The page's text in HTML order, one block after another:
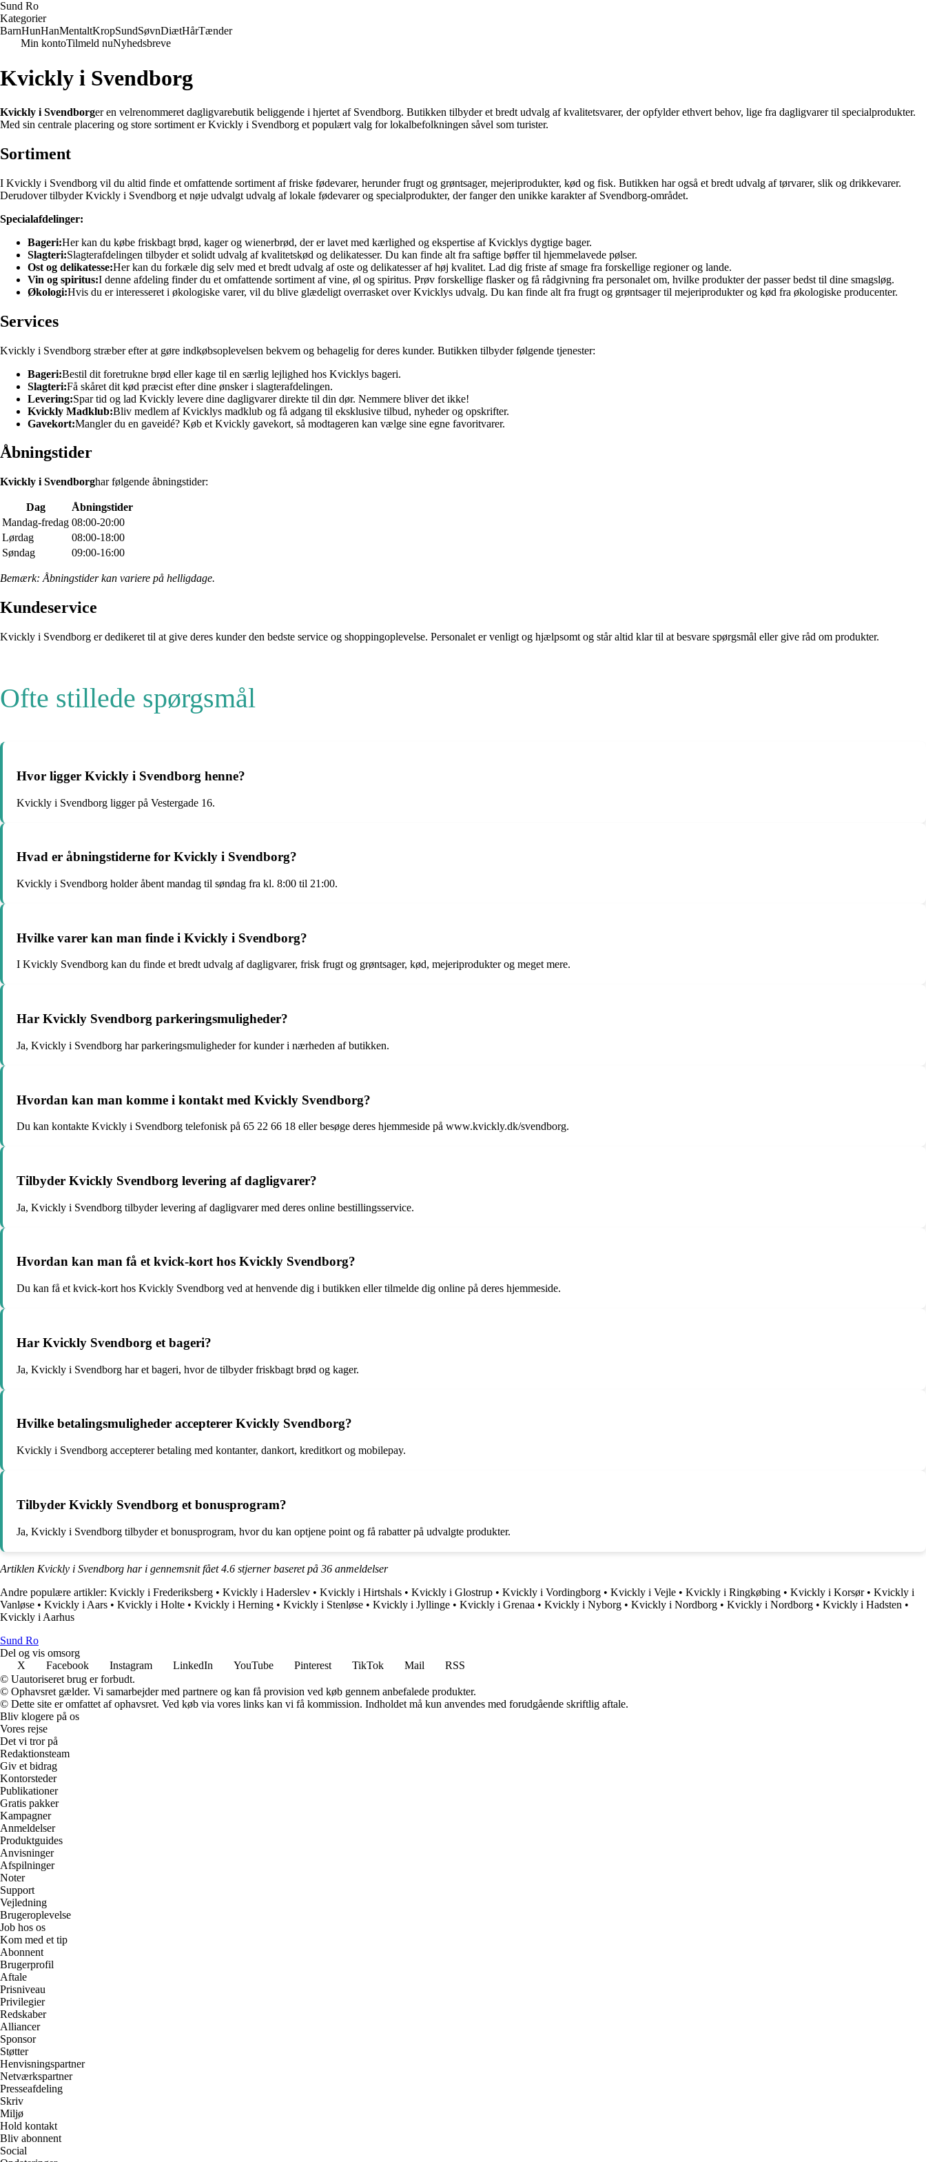
Sund Ro
Kategorier
BarnHunHanMentaltKropSundSøvnDiætHårTænder
Min kontoTilmeld nuNyhedsbreve
Kvickly i Svendborg
Kvickly i Svendborger en velrenommeret dagligvarebutik beliggende i hjertet af Svendborg. Butikken tilbyder et bredt udvalg af kvalitetsvarer, der opfylder ethvert behov, lige fra dagligvarer til specialprodukter.
Med sin centrale placering og store sortiment er Kvickly i Svendborg et populært valg for lokalbefolkningen såvel som turister.
Sortiment
I Kvickly i Svendborg vil du altid finde et omfattende sortiment af friske fødevarer, herunder frugt og grøntsager, mejeriprodukter, kød og fisk. Butikken har også et bredt udvalg af tørvarer, slik og drikkevarer.
Derudover tilbyder Kvickly i Svendborg et nøje udvalgt udvalg af lokale fødevarer og specialprodukter, der fanger den unikke karakter af Svendborg-området.
Specialafdelinger:
Bageri:Her kan du købe friskbagt brød, kager og wienerbrød, der er lavet med kærlighed og ekspertise af Kvicklys dygtige bager.
Slagteri:Slagterafdelingen tilbyder et solidt udvalg af kvalitetskød og delikatesser. Du kan finde alt fra saftige bøffer til hjemmelavede pølser.
Ost og delikatesse:Her kan du forkæle dig selv med et bredt udvalg af oste og delikatesser af høj kvalitet. Lad dig friste af smage fra forskellige regioner og lande.
Vin og spiritus:I denne afdeling finder du et omfattende sortiment af vine, øl og spiritus. Prøv forskellige flasker og få rådgivning fra personalet om, hvilke produkter der passer bedst til dine smagsløg.
Økologi:Hvis du er interesseret i økologiske varer, vil du blive glædeligt overrasket over Kvicklys udvalg. Du kan finde alt fra frugt og grøntsager til mejeriprodukter og kød fra økologiske producenter.
Services
Kvickly i Svendborg stræber efter at gøre indkøbsoplevelsen bekvem og behagelig for deres kunder. Butikken tilbyder følgende tjenester:
Bageri:Bestil dit foretrukne brød eller kage til en særlig lejlighed hos Kvicklys bageri.
Slagteri:Få skåret dit kød præcist efter dine ønsker i slagterafdelingen.
Levering:Spar tid og lad Kvickly levere dine dagligvarer direkte til din dør. Nemmere bliver det ikke!
Kvickly Madklub:Bliv medlem af Kvicklys madklub og få adgang til eksklusive tilbud, nyheder og opskrifter.
Gavekort:Mangler du en gaveidé? Køb et Kvickly gavekort, så modtageren kan vælge sine egne favoritvarer.
Åbningstider
Kvickly i Svendborghar følgende åbningstider:
Dag
Åbningstider
Mandag-fredag 08:00-20:00
Lørdag
08:00-18:00
Søndag
09:00-16:00
Bemærk: Åbningstider kan variere på helligdage.
Kundeservice
Kvickly i Svendborg er dedikeret til at give deres kunder den bedste service og shoppingoplevelse. Personalet er venligt og hjælpsomt og står altid klar til at besvare spørgsmål eller give råd om produkter.
Ofte stillede spørgsmål
Hvor ligger Kvickly i Svendborg henne?
Kvickly i Svendborg ligger på Vestergade 16.
Hvad er åbningstiderne for Kvickly i Svendborg?
Kvickly i Svendborg holder åbent mandag til søndag fra kl. 8:00 til 21:00.
Hvilke varer kan man finde i Kvickly i Svendborg?
I Kvickly Svendborg kan du finde et bredt udvalg af dagligvarer, frisk frugt og grøntsager, kød, mejeriprodukter og meget mere.
Har Kvickly Svendborg parkeringsmuligheder?
Ja, Kvickly i Svendborg har parkeringsmuligheder for kunder i nærheden af butikken.
Hvordan kan man komme i kontakt med Kvickly Svendborg?
Du kan kontakte Kvickly i Svendborg telefonisk på 65 22 66 18 eller besøge deres hjemmeside på www.kvickly.dk/svendborg.
Tilbyder Kvickly Svendborg levering af dagligvarer?
Ja, Kvickly i Svendborg tilbyder levering af dagligvarer med deres online bestillingsservice.
Hvordan kan man få et kvick-kort hos Kvickly Svendborg?
Du kan få et kvick-kort hos Kvickly Svendborg ved at henvende dig i butikken eller tilmelde dig online på deres hjemmeside.
Har Kvickly Svendborg et bageri?
Ja, Kvickly i Svendborg har et bageri, hvor de tilbyder friskbagt brød og kager.
Hvilke betalingsmuligheder accepterer Kvickly Svendborg?
Kvickly i Svendborg accepterer betaling med kontanter, dankort, kreditkort og mobilepay.
Tilbyder Kvickly Svendborg et bonusprogram?
Ja, Kvickly i Svendborg tilbyder et bonusprogram, hvor du kan optjene point og få rabatter på udvalgte produkter.
Artiklen Kvickly i Svendborg har i gennemsnit fået4.6 stjerner baseret på 36 anmeldelser
Andre populære artikler: Kvickly i Frederiksberg • Kvickly i Haderslev • Kvickly i Hirtshals • Kvickly i Glostrup • Kvickly i Vordingborg • Kvickly i Vejle • Kvickly i Ringkøbing • Kvickly i Korsør• Kvickly i
Vanløse • Kvickly i Aars • Kvickly i Holte • Kvickly i Herning • Kvickly i Stenløse • Kvickly i Jyllinge • Kvickly i Grenaa • Kvickly i Nyborg • Kvickly i Nordborg • Kvickly i Nordborg • Kvickly i Hadsten •
Kvickly i Aarhus
Sund Ro
Del og vis omsorg
X
Facebook Instagram LinkedIn YouTube Pinterest TikTok Mail
RSS
© Uautoriseret brug er forbudt.
© Ophavsret gælder. Vi samarbejder med partnere og kan få provision ved køb gennem anbefalede produkter.
© Dette site er omfattet af ophavsret. Ved køb via vores links kan vi få kommission. Indholdet må kun anvendes med forudgående skriftlig aftale.
Bliv klogere på os
Vores rejse
Det vi tror på
Redaktionsteam
Giv et bidrag
Kontorsteder
Publikationer
Gratis pakker
Kampagner
Anmeldelser
Produktguides
Anvisninger
Afspilninger
Noter
Support
Vejledning
Brugeroplevelse
Job hos os
Kom med et tip
Abonnent
Brugerprofil
Aftale
Prisniveau
Privilegier
Redskaber
Alliancer
Sponsor
Støtter
Henvisningspartner
Netværkspartner
Presseafdeling
Skriv
Miljø
Hold kontakt
Bliv abonnent
Social